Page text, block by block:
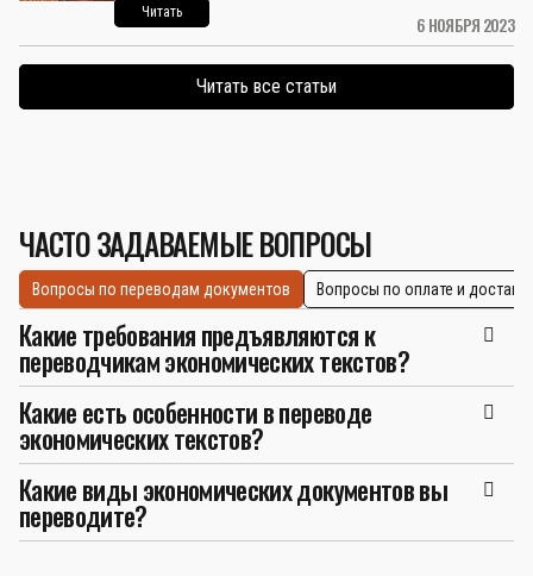
6 НОЯБРЯ 2023
Читать
Читать все статьи
ЧАСТО ЗАДАВАЕМЫЕ ВОПРОСЫ
Вопросы по переводам документов Вопросы по оплате и
Какие требования предъявляются к
переводчикам экономических текстов?
Какие есть особенности в переводе
экономических текстов?
Какие виды экономических документов вы
переводите?